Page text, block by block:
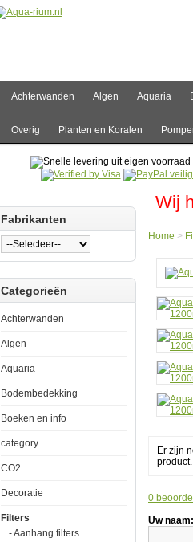
Achterwanden Algen Aquaria
Overig Planten en Koralen
Wij
Fabrikanten
Categorieën
Achterwanden
Algen
Aquaria
Bodembedekking
Boeken en info
category
CO2
Decoratie
Filters
- Aanhang filters
Aquatic
Marine
Excel
1200ml
Home >
Er zijn
product.
0
Uw naam: